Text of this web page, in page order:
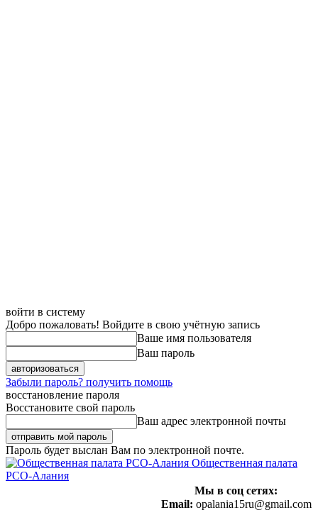
войти в систему
Добро пожаловать! Войдите в свою учётную запись
Ваше имя пользователя
Ваш пароль
Забыли пароль? получить помощь
восстановление пароля
Восстановите свой пароль
Ваш адрес электронной почты
Пароль будет выслан Вам по электронной почте.
Общественная палата
РСО-Алания
Мы в соц сетях:
Email: opalania15ru@gmail.com